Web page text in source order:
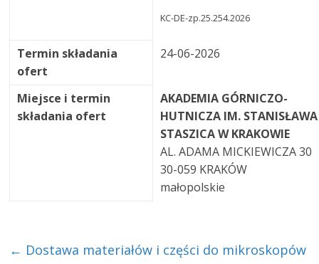
KC-DE-zp.25.254.2026
Termin składania
ofert
24-06-2026
Miejsce i termin
składania ofert
AKADEMIA GÓRNICZO-
HUTNICZA IM. STANISŁAWA
STASZICA W KRAKOWIE
AL. ADAMA MICKIEWICZA 30
30-059 KRAKÓW
małopolskie
← Dostawa materiałów i części do mikroskopów